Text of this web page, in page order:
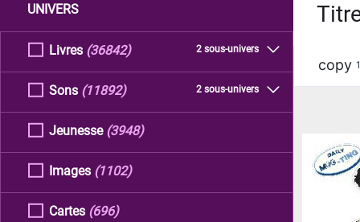
UNIVERS
Livres 2 sous-univers
(36842)
Sons 2 sous-univers
(11892)
Jeunesse (3948)
Images (1102)
Cartes (696)
copy